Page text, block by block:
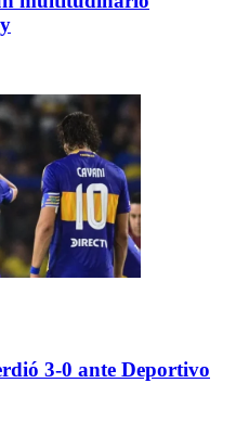
3-0 ante Deportivo